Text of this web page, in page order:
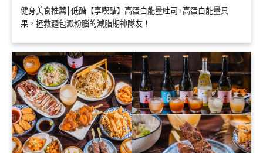
健身美食推薦│低醣【享喫醣】高蛋白能量吐司+高蛋白能量貝
果，拯救麵包澱粉腦的減脂期神隊友！